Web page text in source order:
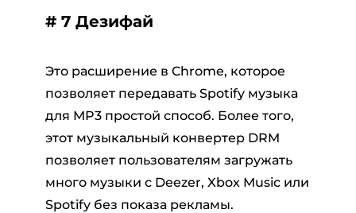
# 7 Дезифай
Это расширение в Chrome, которое
позволяет передавать Spotify музыка
для MP3 простой способ. Более того,
этот музыкальный конвертер DRM
позволяет пользователям загружать
много музыки с Deezer, Xbox Music или
Spotify без показа рекламы.